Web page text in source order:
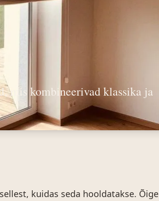
mis kombineerivad klassika ja
kuidas seda hooldatakse. Õige